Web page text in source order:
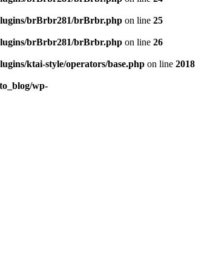
brBrbr281/brBrbr.php on line 25
brBrbr281/brBrbr.php on line 26
ktai-style/operators/base.php on line 2018
wp-